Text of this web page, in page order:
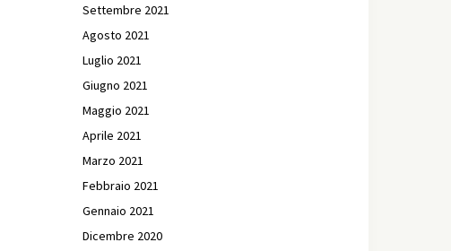
Settembre 2021
Agosto 2021
Luglio 2021
Giugno 2021
Maggio 2021
Aprile 2021
Marzo 2021
Febbraio 2021
Gennaio 2021
Dicembre 2020